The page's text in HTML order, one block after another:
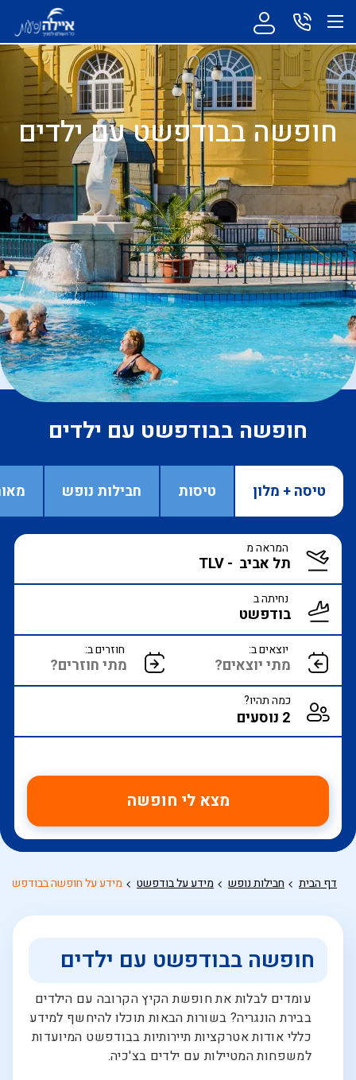
חופשה בבודפשט עם ילדים
טיסה + מלון טיסות חבילות נופש
חופשה בבודפשט עם ילדים
המראה מ
נחיתה ב
יוצאים ב: חוזרים ב:
כמה תהיו?
מצא לי חופשה
דף הבית חבילות נופש מידע על בודפשט מידע על חופשה בבודפשט
חופשה בבודפשט עם ילדים
עומדים לבלות את חופשת הקיץ הקרובה עם הילדים
בבירת הונגריה? בשורות הבאות תוכלו להיחשף למידע
כללי אודות אטרקציות תיירותיות בבודפשט המיועדות
למשפחות המטיילות עם ילדים בצ'כיה.